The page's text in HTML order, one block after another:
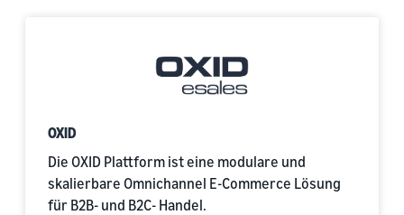
OXID
Die OXID Plattform ist eine modulare und
skalierbare Omnichannel E-Commerce Lösung
für B2B- und B2C- Handel.